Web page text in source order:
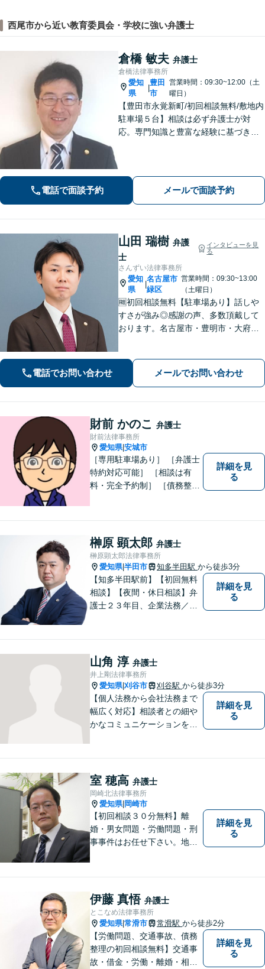
西尾市から近い教育委員会・学校に強い弁護士
倉橋 敏夫 弁護士
倉橋法律事務所
愛知
県
|
豊田
市
営業時間：09:30~12:00（土
曜日）
【豊田市永覚新町/初回相談無料/敷地内
駐車場５台】相談は必ず弁護士が対
応。専門知識と豊富な経験に基づき、
ります。明確な基準を説明します。
電話で面談予約 メールで面談予約
山田 瑞樹 弁護
士
インタビューを見
る
さんずい法律事務所
愛知
県
名古屋市
緑区
営業時間：09:30~13:00
（土曜日）
🆓初回相談無料【駐車場あり】話しや
すさが強み◎感謝の声、多数頂戴して
おります。名古屋市・豊明市・大府
不安を軽減。理想とする解決を目指し
ます【土曜・夜間面談OK】
電話でお問い合わせ メールでお問い合わせ
財前 かのこ 弁護士
財前法律事務所
愛知県|安城市
［専用駐車場あり］ ［弁護士
特約対応可能］ ［相談は有
料・完全予約制］ ［債務整理
りになる街の法律家を目指し
ています。 暮らしのトラブ
ル、まずはご相談ください。
詳細を見
る
榊原 顕太郎 弁護士
榊原顕太郎法律事務所
愛知県|半田市 知多半田駅 から徒歩3分
【知多半田駅前】【初回無料
相談】【夜間・休日相談】弁
護士２３年目、企業法務／交
護士が、事業経営を強力サポ
ートいたします！【ネット予
約可】【駐車場あり】【見積
無料】
詳細を見
る
山角 淳 弁護士
井上剛法律事務所
愛知県|刈谷市 刈谷駅 から徒歩3分
【個人法務から会社法務まで
幅広く対応】相談者との細や
かなコミュニケーションを大
ら、お早めにご相談くださ
い。【JR在来線「刈谷駅」4
分】【駐車場あり】
詳細を見
る
室 穂高 弁護士
岡崎北法律事務所
愛知県| 岡崎市
【初回相談３０分無料】離
婚・男女問題・労働問題・刑
事事件はお任せ下さい。地域
詳細を見
る
伊藤 真悟 弁護士
とこなめ法律事務所
愛知県|常滑市 常滑駅 から徒歩2分
【労働問題、交通事故、債務
整理の初回相談無料】交通事
故・借金・労働・離婚・相続
詳細を見
る